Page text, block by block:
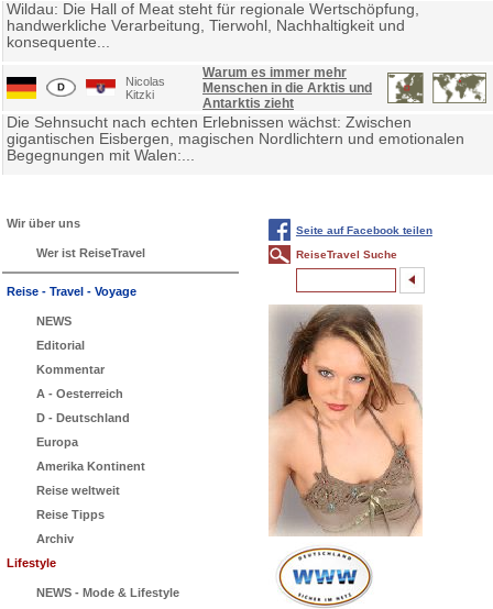
Wildau: Die Hall of Meat steht für regionale Wertschöpfung,
handwerkliche Verarbeitung, Tierwohl, Nachhaltigkeit und
konsequente...
Nicolas
Kitzki
Warum es immer mehr
Menschen in die Arktis und
Antarktis zieht
Die Sehnsucht nach echten Erlebnissen wächst: Zwischen
gigantischen Eisbergen, magischen Nordlichtern und emotionalen
Begegnungen mit Walen:...
Wir über uns
Wer ist ReiseTravel
Reise - Travel - Voyage
NEWS
Editorial
Kommentar
A - Oesterreich
D - Deutschland
Europa
Amerika Kontinent
Reise weltweit
Reise Tipps
Archiv
Lifestyle
NEWS - Mode & Lifestyle
Seite auf Facebook teilen
ReiseTravel Suche